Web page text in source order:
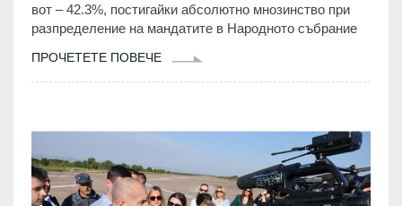
вот – 42.3%, постигайки абсолютно мнозинство при
разпределение на мандатите в Народното събрание
ПРОЧЕТЕТЕ ПОВЕЧЕ